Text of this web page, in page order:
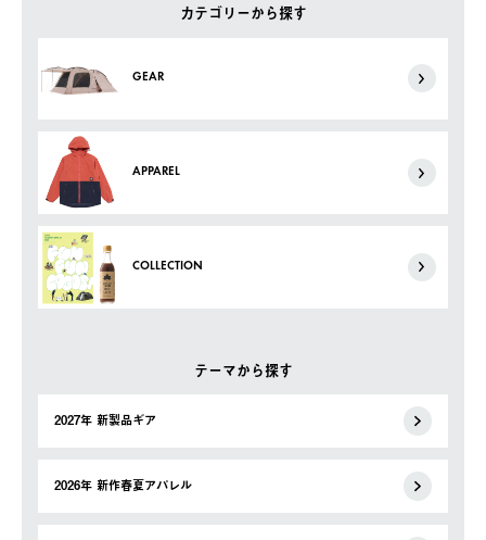
カテゴリーから探す
GEAR
APPAREL
COLLECTION
テーマから探す
2027年 新製品ギア
2026年 新作春夏アパレル